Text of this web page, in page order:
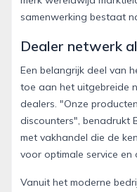
samenwerking bestaat
Dealer netwerk
Een belangrijk deel van
toe aan het uitgebreide
dealers. "Onze
discounters", benadrukt
met vakhandel die de
voor optimale service en
Vanuit het moderne